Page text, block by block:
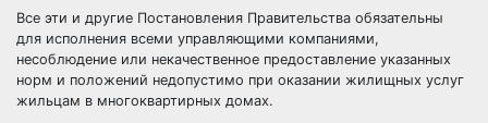
Все эти и другие Постановления Правительства обязательны
для исполнения всеми управляющими компаниями,
несоблюдение или некачественное предоставление указанных
норм и положений недопустимо при оказании жилищных услуг
жильцам в многоквартирных домах.